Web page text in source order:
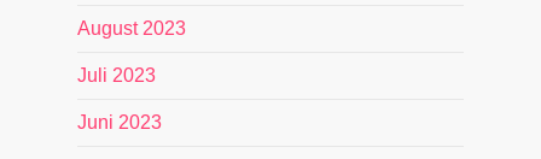
August 2023
Juli 2023
Juni 2023